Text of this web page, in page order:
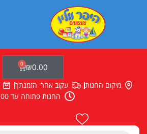
Products
₪0.00
0
עגלת
קניות
מיקום החנות עקוב אחרי הזמנתך
החנות פתוחה עד 20:00